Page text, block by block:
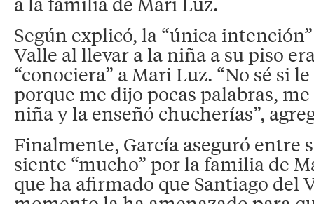
Según explicó, la “única
Valle al llevar a la niña a su piso
“conociera” a Mari Luz. “No sé si
porque me dijo pocas palabras,
niña y la enseñó chucherías”,
Finalmente, García aseguró entre
siente “mucho” por la familia de
que ha afirmado que Santiago del